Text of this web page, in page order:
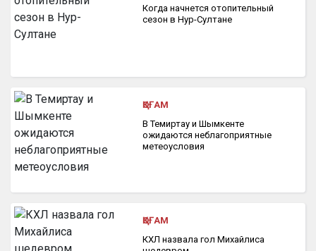
Когда начнется отопительный
сезон в Нур-Султане
ҚОҒАМ
В Темиртау и Шымкенте
ожидаются неблагоприятные
метеоусловия
ҚОҒАМ
КХЛ назвала гол Михайлиса